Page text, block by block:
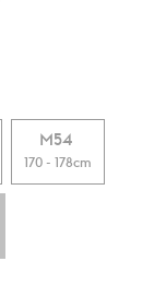
M54
170 - 178cm